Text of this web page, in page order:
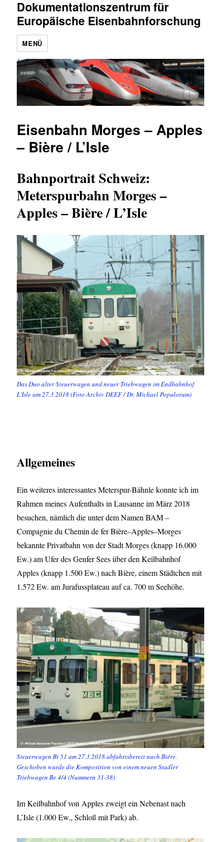
Dokumentationszentrum für
Europäische Eisenbahnforschung
MENÜ
Eisenbahn Morges – Apples
– Bière / L’Isle
Bahnportrait Schweiz:
Meterspurbahn Morges –
Apples – Bière / L’Isle
Das Duo alter Steuerwagen und neuer Triebwagen im Endbahnhof
L’Isle am 27.3.2018 (Foto Archiv DEEF / Dr. Michael Populorum)
Allgemeines
Ein weiteres interessantes Meterspur-Bähnle konnte ich im
Rahmen meines Aufenthalts in Lausanne im März 2018
besuchen, nämlich die unter dem Namen BAM –
Compagnie du Chemin de fer Bière–Apples–Morges
bekannte Privatbahn von der Stadt Morges (knapp 16.000
Ew.) am Ufer des Genfer Sees über den Keilbahnhof
Apples (knapp 1.500 Ew.) nach Bière, einem Städtchen mit
1.572 Ew. am Jurafussplateau auf ca. 700 m Seehöhe.
Steuerwagen Bt 51 am 27.3.2018 abfahrtsbereit nach Bière.
Geschoben wurde die Komposition von einem neuen Stadler
Triebwagen Be 4/4 (Nummern 31-38)
Im Keilbahnhof von Apples zweigt ein Nebenast nach
L’Isle (1.000 Ew., Schloß mit Park) ab.